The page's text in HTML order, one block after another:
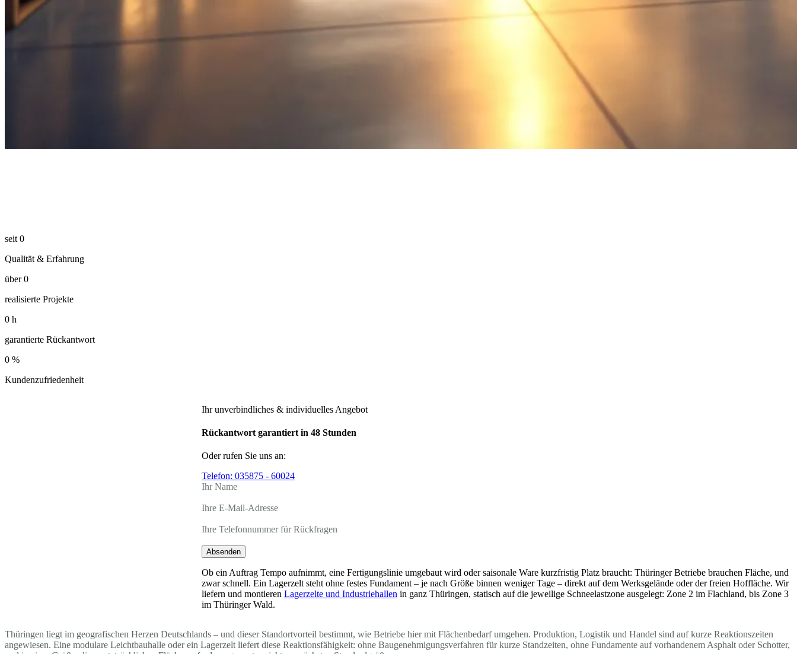
seit 0
Qualität & Erfahrung
über 0
realisierte Projekte
0 h
garantierte Rückantwort
0 %
Kundenzufriedenheit
Ihr unverbindliches & individuelles Angebot
Rückantwort garantiert in 48 Stunden
Oder rufen Sie uns an:
Telefon: 035875 - 60024
Ihr Name
Ihre E-Mail-Adresse
Ihre Telefonnummer für Rückfragen
Absenden
Ob ein Auftrag Tempo aufnimmt, eine Fertigungslinie umgebaut wird oder saisonale Ware kurzfristig Platz braucht: Thüringer Betriebe brauchen Fläche, und
zwar schnell. Ein Lagerzelt steht ohne festes Fundament – je nach Größe binnen weniger Tage – direkt auf dem Werksgelände oder der freien Hoffläche. Wir
liefern und montieren Lagerzelte und Industriehallen in ganz Thüringen, statisch auf die jeweilige Schneelastzone ausgelegt: Zone 2 im Flachland, bis Zone 3
im Thüringer Wald.
Thüringen liegt im geografischen Herzen Deutschlands – und dieser Standortvorteil bestimmt, wie Betriebe hier mit Flächenbedarf umgehen. Produktion, Logistik und Handel sind auf kurze Reaktionszeiten
angewiesen. Eine modulare Leichtbauhalle oder ein Lagerzelt liefert diese Reaktionsfähigkeit: ohne Baugenehmigungsverfahren für kurze Standzeiten, ohne Fundamente auf vorhandenem Asphalt oder Schotter,